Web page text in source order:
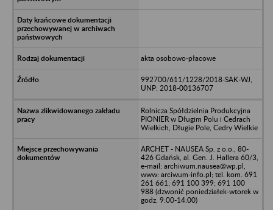
akta osobowo-płacowe
992700/611/1228/2018-SAK-WJ,
UNP: 2018-00136707
Rolnicza Spółdzielnia Produkcyjna
PIONIER w Długim Polu i Cedrach
Wielkich, Długie Pole, Cedry Wielkie
ARCHET - NAUSEA Sp. z o.o., 80-
426 Gdańsk, al. Gen. J. Hallera 60/3,
e-mail: archiwum.nausea@wp.pl,
www: arciwum-info.pl; tel. kom. 691
261 661; 691 100 399; 691 100
988 (dzwonić poniedziałek-wtorek w
godz. 9:00-14:00)